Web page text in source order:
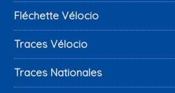
Fléchette Vélocio
Traces Vélocio
Traces Nationales